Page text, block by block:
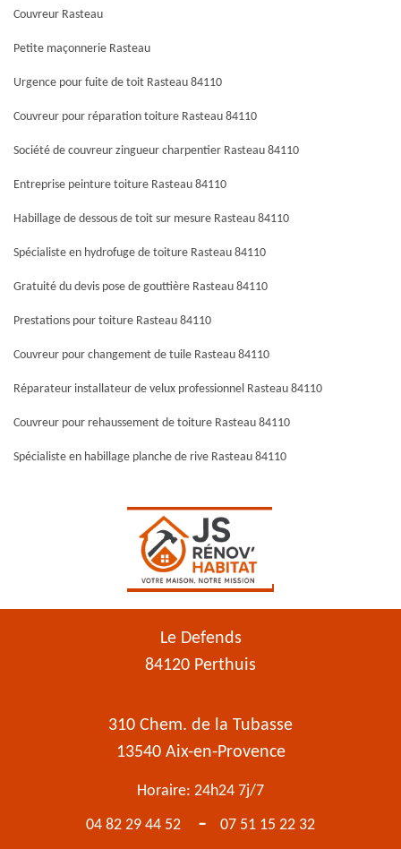
Couvreur Rasteau
Petite maçonnerie Rasteau
Urgence pour fuite de toit Rasteau 84110
Couvreur pour réparation toiture Rasteau 84110
Société de couvreur zingueur charpentier Rasteau 84110
Entreprise peinture toiture Rasteau 84110
Habillage de dessous de toit sur mesure Rasteau 84110
Spécialiste en hydrofuge de toiture Rasteau 84110
Gratuité du devis pose de gouttière Rasteau 84110
Prestations pour toiture Rasteau 84110
Couvreur pour changement de tuile Rasteau 84110
Réparateur installateur de velux professionnel Rasteau 84110
Couvreur pour rehaussement de toiture Rasteau 84110
Spécialiste en habillage planche de rive Rasteau 84110
Le Defends
84120 Perthuis
310 Chem. de la Tubasse
13540 Aix-en-Provence
Horaire: 24h24 7j/7
04 82 29 44 52
- 07 51 15 22 32